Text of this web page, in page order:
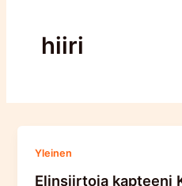
hiiri
Yleinen
Elinsiirtoja kapteeni